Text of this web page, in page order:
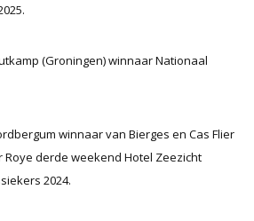
(Groningen) winnaar Nationaal
winnaar van Bierges en Cas Flier
Roye derde weekend Hotel Zeezicht
2024.